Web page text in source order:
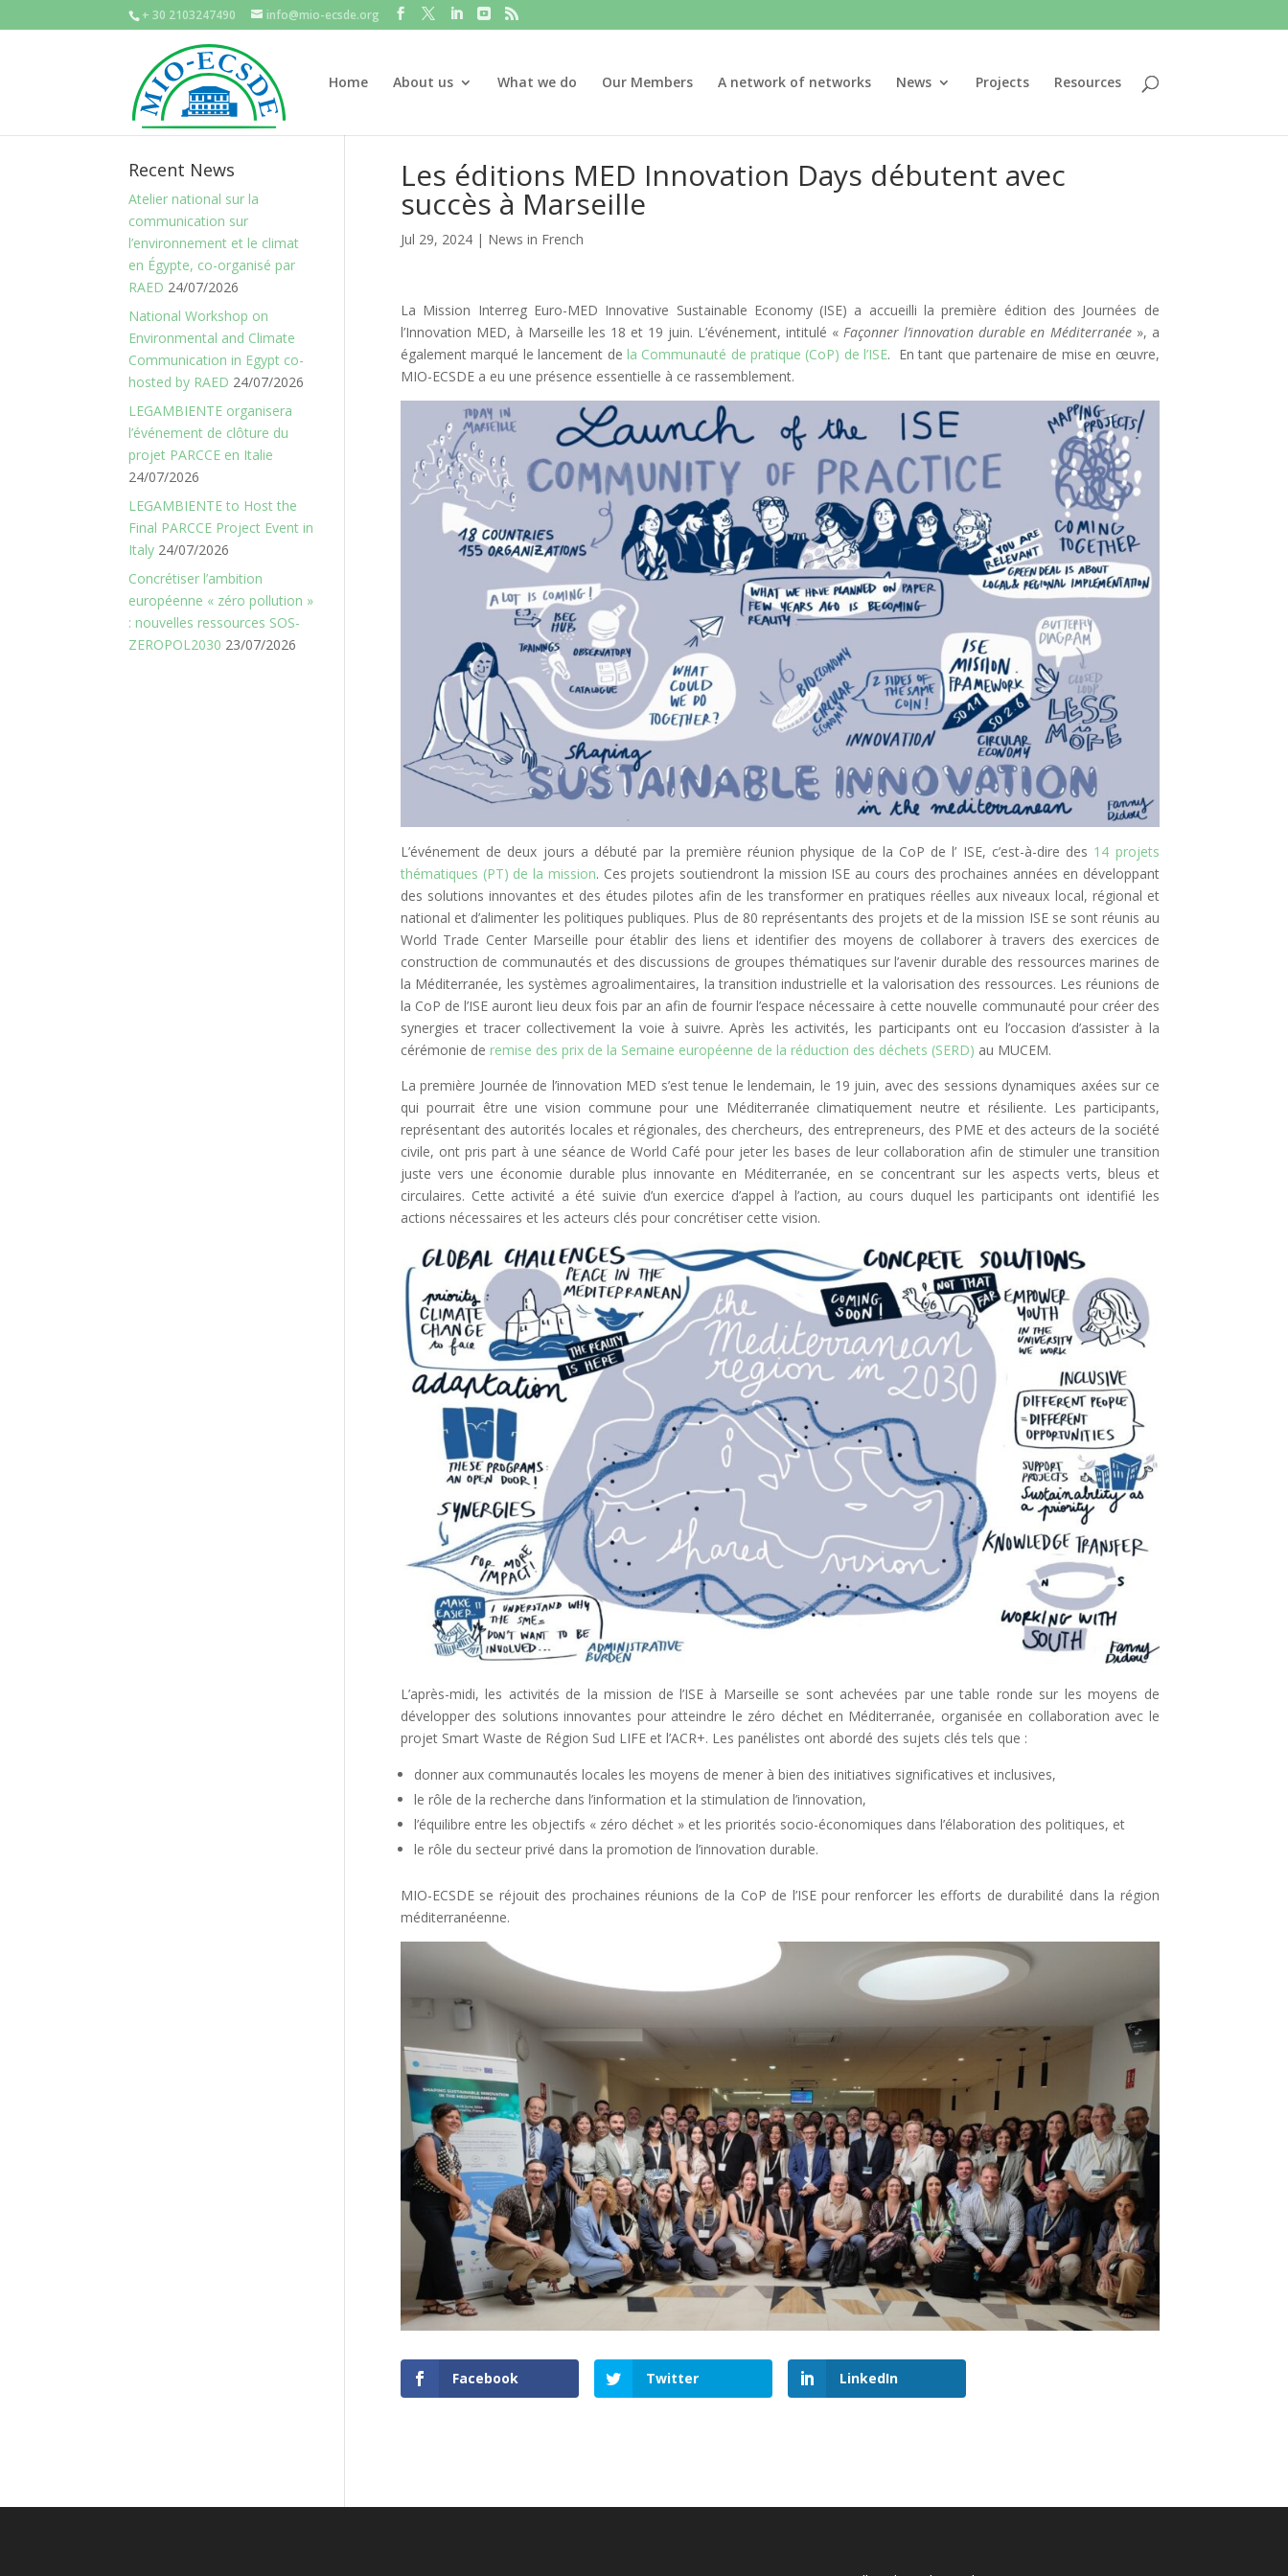
+ 30 2103247490 info@mio-ecsde.org
Home About us What we do Our Members A network of networks News Projects Resources
Les éditions MED Innovation Days débutent avec
succès à Marseille
Jul 29, 2024| News in French
La Mission Interreg Euro-MED Innovative Sustainable Economy (ISE) a accueilli la première édition des Journées de
l’Innovation MED, à Marseille les 18 et 19 juin. L’événement, intitulé «Façonner l’innovation durable en Méditerranée», a
également marqué le lancement de la Communauté de pratique (CoP) de l’ISE. En tant que partenaire de mise en œuvre,
MIO-ECSDE a eu une présence essentielle à ce rassemblement.
L’événement de deux jours a débuté par la première réunion physique de la CoP de l’ ISE, c’est-à-dire des 14 projets
thématiques (PT) de la mission. Ces projets soutiendront la mission ISE au cours des prochaines années en développant
des solutions innovantes et des études pilotes afin de les transformer en pratiques réelles aux niveaux local, régional et
national et d’alimenter les politiques publiques. Plus de 80 représentants des projets et de la mission ISE se sont réunis au
World Trade Center Marseille pour établir des liens et identifier des moyens de collaborer à travers des exercices de
construction de communautés et des discussions de groupes thématiques sur l’avenir durable des ressources marines de
la Méditerranée, les systèmes agroalimentaires, la transition industrielle et la valorisation des ressources. Les réunions de
la CoP de l’ISE auront lieu deux fois par an afin de fournir l’espace nécessaire à cette nouvelle communauté pour créer des
synergies et tracer collectivement la voie à suivre. Après les activités, les participants ont eu l’occasion d’assister à la
cérémonie de remise des prix de la Semaine européenne de la réduction des déchets (SERD) au MUCEM.
La première Journée de l’innovation MED s’est tenue le lendemain, le 19 juin, avec des sessions dynamiques axées sur ce
qui pourrait être une vision commune pour une Méditerranée climatiquement neutre et résiliente. Les participants,
représentant des autorités locales et régionales, des chercheurs, des entrepreneurs, des PME et des acteurs de la société
civile, ont pris part à une séance de World Café pour jeter les bases de leur collaboration afin de stimuler une transition
juste vers une économie durable plus innovante en Méditerranée, en se concentrant sur les aspects verts, bleus et
circulaires. Cette activité a été suivie d’un exercice d’appel à l’action, au cours duquel les participants ont identifié les
actions nécessaires et les acteurs clés pour concrétiser cette vision.
L’après-midi, les activités de la mission de l’ISE à Marseille se sont achevées par une table ronde sur les moyens de
développer des solutions innovantes pour atteindre le zéro déchet en Méditerranée, organisée en collaboration avec le
projet Smart Waste de Région Sud LIFE et l’ACR+. Les panélistes ont abordé des sujets clés tels que :
donner aux communautés locales les moyens de mener à bien des initiatives significatives et inclusives,
le rôle de la recherche dans l’information et la stimulation de l’innovation,
l’équilibre entre les objectifs « zéro déchet » et les priorités socio-économiques dans l’élaboration des politiques, et
le rôle du secteur privé dans la promotion de l’innovation durable.
MIO-ECSDE se réjouit des prochaines réunions de la CoP de l’ISE pour renforcer les efforts de durabilité dans la région
méditerranéenne.
Facebook Twitter LinkedIn
Recent News
Atelier national sur la
communication sur
l’environnement et le climat
en Égypte, co-organisé par
RAED 24/07/2026
National Workshop on
Environmental and Climate
Communication in Egypt co-
hosted by RAED 24/07/2026
LEGAMBIENTE organisera
l’événement de clôture du
projet PARCCE en Italie
24/07/2026
LEGAMBIENTE to Host the
Final PARCCE Project Event in
Italy 24/07/2026
Concrétiser l’ambition
européenne « zéro pollution »
: nouvelles ressources SOS-
ZEROPOL2030 23/07/2026